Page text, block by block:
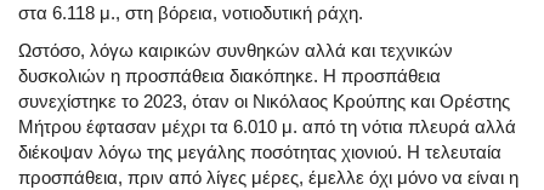
στα 6.118 μ., στη βόρεια, νοτιοδυτική ράχη.
Ωστόσο, λόγω καιρικών συνθηκών αλλά και τεχνικών
δυσκολιών η προσπάθεια διακόπηκε. Η προσπάθεια
συνεχίστηκε το 2023, όταν οι Νικόλαος Κρούπης και Ορέστης
Μήτρου έφτασαν μέχρι τα 6.010 μ. από τη νότια πλευρά αλλά
διέκοψαν λόγω της μεγάλης ποσότητας χιονιού. Η τελευταία
προσπάθεια, πριν από λίγες μέρες, έμελλε όχι μόνο να είναι η